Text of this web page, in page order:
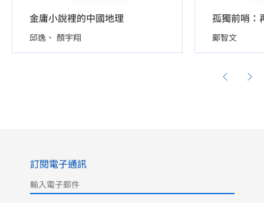
金庸小說裡的中國地理
邱逸 顏宇翔 鄺智文
訂閱電子通訊